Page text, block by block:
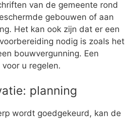
van de gemeente rond
gebouwen of aan
Het kan ook zijn dat er een
nodig is zoals het
bouwvergunning. Een
u regelen.
planning
wordt goedgekeurd, kan de